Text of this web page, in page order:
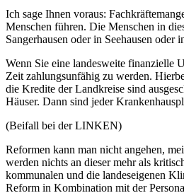
Ich sage Ihnen voraus:
Menschen führen. Die Menschen in
Sangerhausen oder in Seehausen oder
Wenn Sie eine landesweite finanzielle
Zeit zahlungsunfähig zu werden.
die Kredite der Landkreise sind
Häuser. Dann sind jeder
(Beifall bei der LINKEN)
Reformen kann man nicht angehen,
werden nichts an dieser mehr als
kommunalen und die landeseigenen
Reform in Kombination mit der